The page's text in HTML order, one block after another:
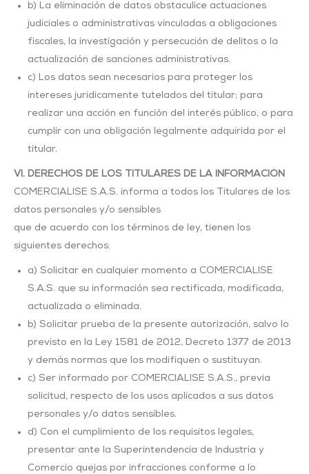
b) La eliminación de datos obstaculice actuaciones
judiciales o administrativas vinculadas a obligaciones
fiscales, la investigación y persecución de delitos o la
actualización de sanciones administrativas.
c) Los datos sean necesarios para proteger los
intereses jurídicamente tutelados del titular; para
realizar una acción en función del interés público, o para
cumplir con una obligación legalmente adquirida por el
titular.
VI. DERECHOS DE LOS TITULARES DE LA INFORMACIÓN
COMERCIALISE S.A.S. informa a todos los Titulares de los
datos personales y/o sensibles
que de acuerdo con los términos de ley, tienen los
siguientes derechos:
a) Solicitar en cualquier momento a COMERCIALISE
S.A.S. que su información sea rectificada, modificada,
actualizada o eliminada.
b) Solicitar prueba de la presente autorización, salvo lo
previsto en la Ley 1581 de 2012, Decreto 1377 de 2013
y demás normas que los modifiquen o sustituyan.
c) Ser informado por COMERCIALISE S.A.S., previa
solicitud, respecto de los usos aplicados a sus datos
personales y/o datos sensibles.
d) Con el cumplimiento de los requisitos legales,
presentar ante la Superintendencia de Industria y
Comercio quejas por infracciones conforme a lo